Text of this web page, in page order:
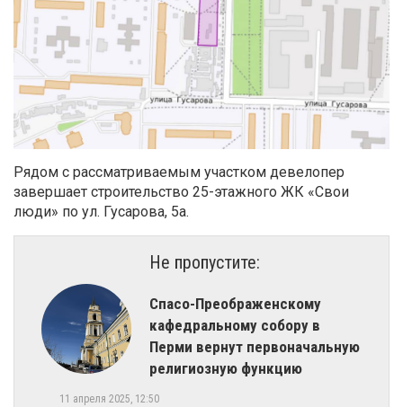
Рядом с рассматриваемым участком девелопер
завершает строительство 25-этажного ЖК «Свои
люди» по ул. Гусарова, 5а.
Не пропустите:
​Спасо-Преображенскому
кафедральному собору в
Перми вернут первоначальную
религиозную функцию
11 апреля 2025, 12:50